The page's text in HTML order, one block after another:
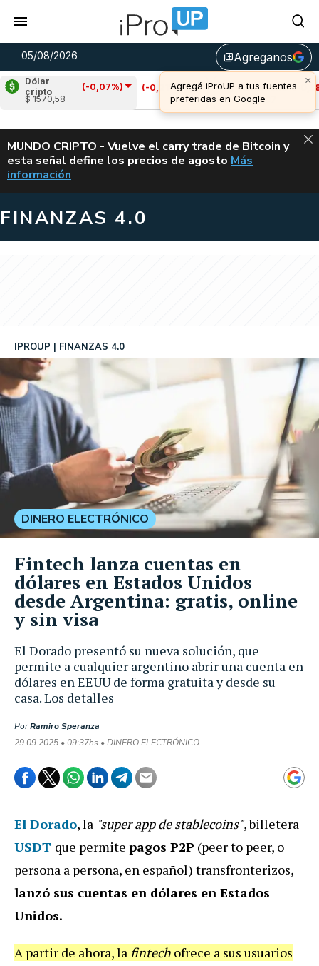
05/08/2026 library_addAgreganos
Dólar
cripto
(-0,07%)
$ 1570,58
Cardano (-0,21%)
Avalanche (-0,58%)
u$s 6,67
ALERTA
MUNDO CRIPTO - Vuelve el carry trade de Bitcoin y
esta señal define los precios de agosto VUELVE EL
Más
información
FINANZAS 4.0
El Dorado presentó su nueva solución, que
permite a cualquier argentino abrir una cuenta en
dólares en EEUU de forma gratuita y desde su
casa. Los detalles
IPROUP FINANZAS 4.0
PorRamiro Speranza
29.09.2025 • 09:37hs • DINERO ELECTRÓNICO
DINERO ELECTRÓNICO
Fintech lanza cuentas en
dólares en Estados Unidos
desde Argentina: gratis, online
y sin visa
El Dorado, la "super app de stablecoins", billetera
USDT que permite pagos P2P (peer to peer, o
persona a persona, en español) transfronterizos,
lanzó sus cuentas en dólares en Estados
Unidos.
A partir de ahora, lafintech ofrece a sus usuarios